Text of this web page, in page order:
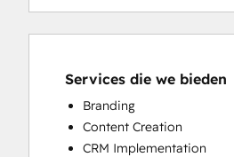
Services die we bieden
Branding
Content Creation
CRM Implementation